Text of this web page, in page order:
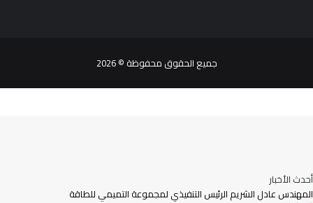
جميع الحقوق محفوظة © 2026
أحدث الأخبار
المهندس عادل الشريم الرئيس التنفيذي لمجموعة التميمي للطاقة